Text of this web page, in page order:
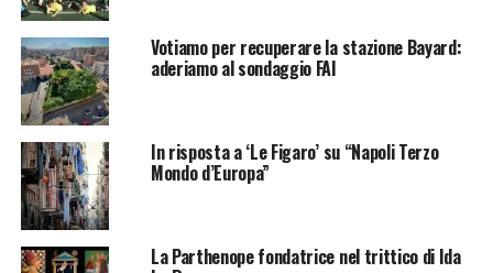
Votiamo per recuperare la stazione Bayard:
aderiamo al sondaggio FAI
In risposta a ‘Le Figaro’ su “Napoli Terzo
Mondo d’Europa”
La Parthenope fondatrice nel trittico di Ida